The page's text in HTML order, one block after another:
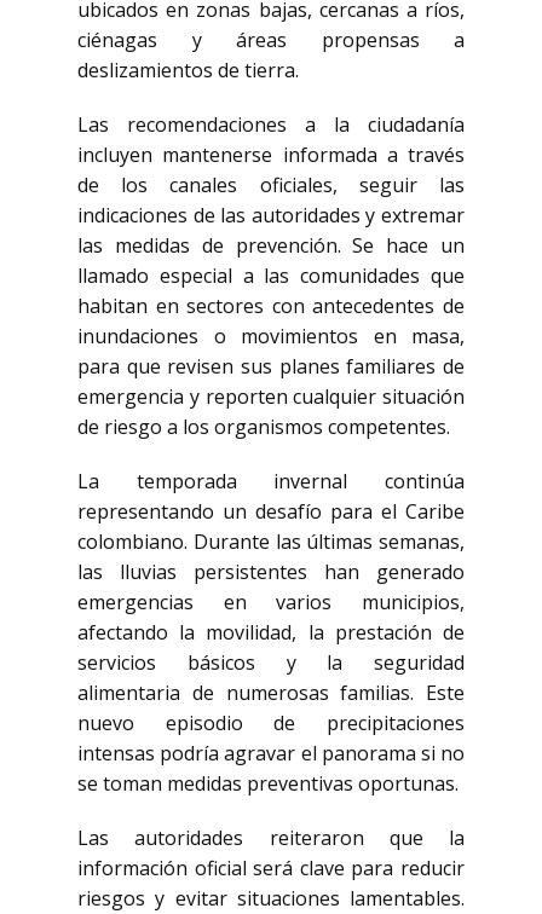
ubicados en zonas bajas, cercanas a ríos,
ciénagas y áreas propensas a
deslizamientos de tierra.
Las recomendaciones a la ciudadanía
incluyen mantenerse informada a través
de los canales oficiales, seguir las
indicaciones de las autoridades y extremar
las medidas de prevención. Se hace un
llamado especial a las comunidades que
habitan en sectores con antecedentes de
inundaciones o movimientos en masa,
para que revisen sus planes familiares de
emergencia y reporten cualquier situación
de riesgo a los organismos competentes.
La temporada invernal continúa
representando un desafío para el Caribe
colombiano. Durante las últimas semanas,
las lluvias persistentes han generado
emergencias en varios municipios,
afectando la movilidad, la prestación de
servicios básicos y la seguridad
alimentaria de numerosas familias. Este
nuevo episodio de precipitaciones
intensas podría agravar el panorama si no
se toman medidas preventivas oportunas.
Las autoridades reiteraron que la
información oficial será clave para reducir
riesgos y evitar situaciones lamentables.